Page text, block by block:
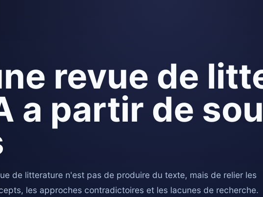
revue de
a partir de
de litterature n'est pas de produire du texte, mais de relier les
les approches contradictoires et les lacunes de recherche.